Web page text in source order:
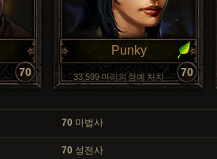
70
Punky
33,599 마리의 정예 처치 70
70 마법사
70 성전사